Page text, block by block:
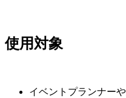
使用対象
イベントプランナー